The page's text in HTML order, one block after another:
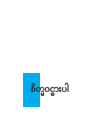
စိတ္မဝင္စားပါ